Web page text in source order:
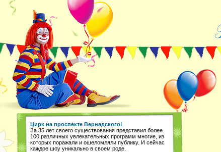
Цирк на проспекте Вернадского!
За 35 лет своего существования представил более
100 различных увлекательных программ многие, из
которых поражали и ошеломляли публику. И сейчас
каждое шоу уникально в своем роде.